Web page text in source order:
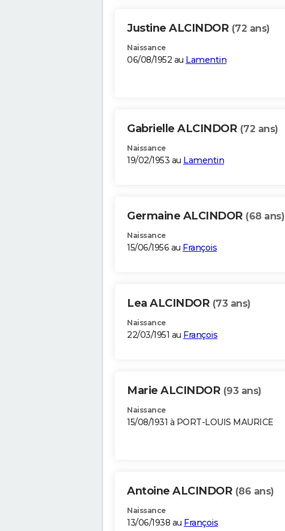
Justine ALCINDOR (72 ans)
Naissance
06/08/1952 au Lamentin
Gabrielle ALCINDOR (72 ans)
Naissance
19/02/1953 au Lamentin
Germaine ALCINDOR (68 ans)
Naissance
15/06/1956 au François
Lea ALCINDOR (73 ans)
Naissance
22/03/1951 au François
Marie ALCINDOR (93 ans)
Naissance
15/08/1931 à PORT-LOUIS MAURICE
Antoine ALCINDOR (86 ans)
Naissance
13/06/1938 au François